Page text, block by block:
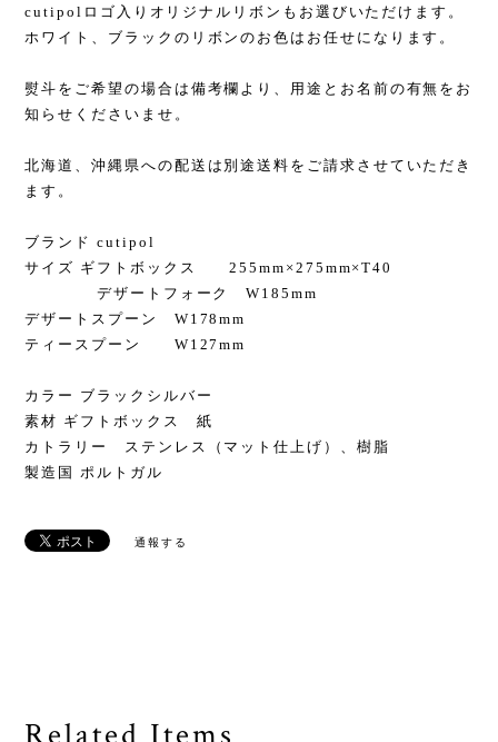
cutipolロゴ入りオリジナルリボンもお選びいただけます。
ホワイト、ブラックのリボンのお色はお任せになります。
熨斗をご希望の場合は備考欄より、用途とお名前の有無をお
知らせくださいませ。
北海道、沖縄県への配送は別途送料をご請求させていただき
ます。
ブランド cutipol
サイズ ギフトボックス 255mm×275mm×T40
デザートフォーク W185mm
デザートスプーン W178mm
ティースプーン W127mm
カラー ブラックシルバー
素材 ギフトボックス 紙
カトラリー ステンレス（マット仕上げ）、樹脂
製造国 ポルトガル
通報する